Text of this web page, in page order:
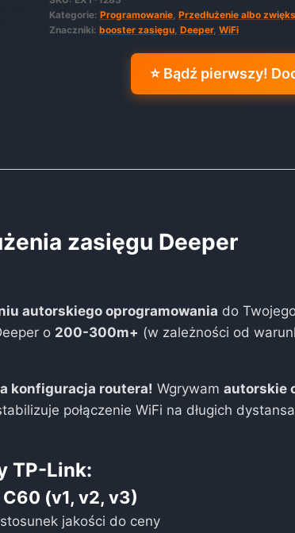
zasięgu
Kategorie: Programowanie, Przedłużenie albo
Znaczniki: booster zasięgu, Deeper, WiFi
⭐ Bądź pierwszy!
zasięgu Deeper
autorskiego oprogramowania do
o 200-300m+ (w zależności od
konfiguracja routera! Wgrywam autorskie
połączenie WiFi na długich
TP-Link:
C60 (v1, v2, v3)
jakości do ceny